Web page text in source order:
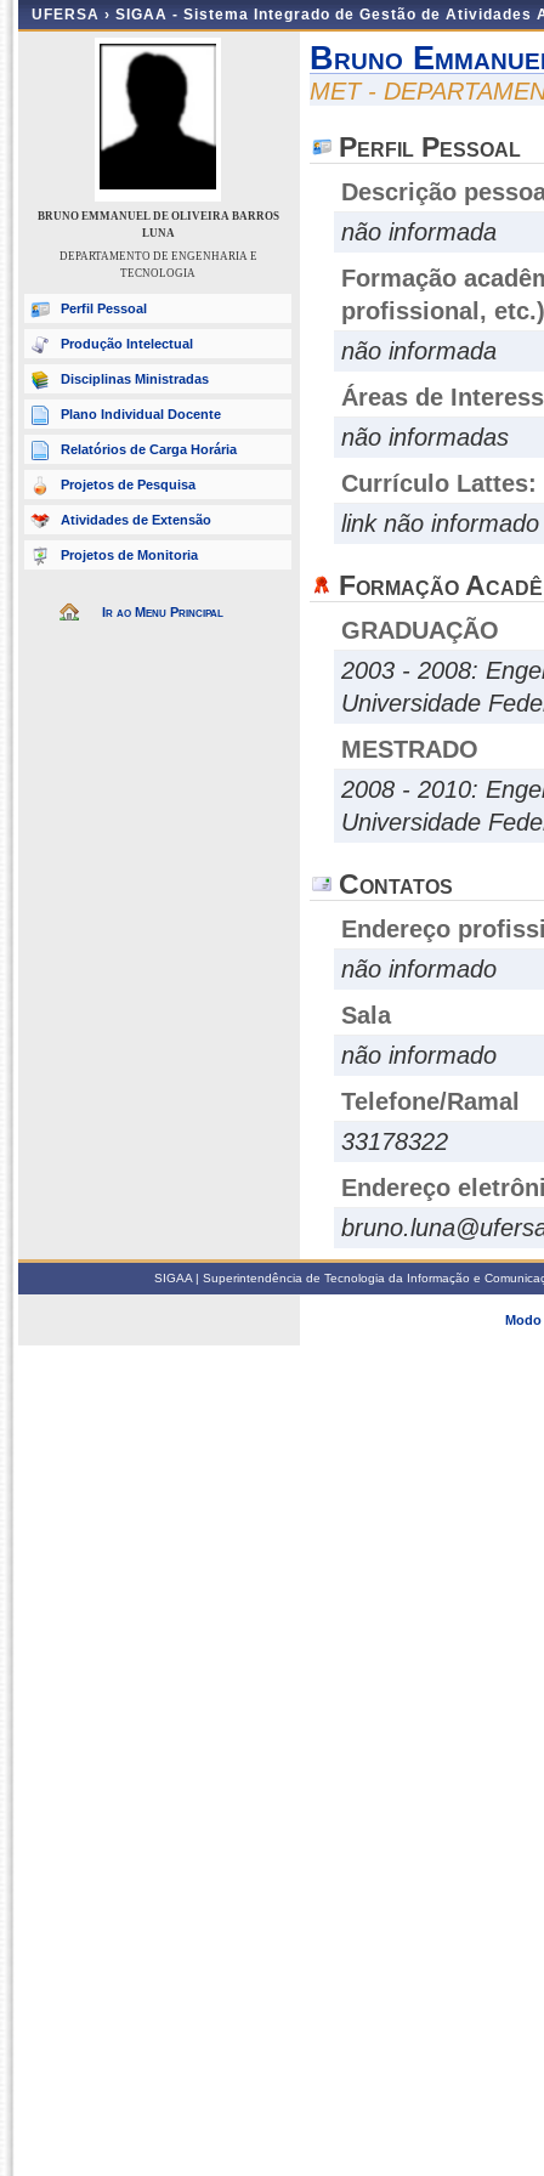
UFERSA › SIGAA - Sistema Integrado de Gestão de Atividades
BRUNO EMMANUEL DE OLIVEIRA BARROS
LUNA
DEPARTAMENTO DE ENGENHARIA E
TECNOLOGIA
Perfil Pessoal
Produção Intelectual
Disciplinas Ministradas
Plano Individual Docente
Relatórios de Carga Horária
Projetos de Pesquisa
Atividades de Extensão
Projetos de Monitoria
Ir ao Menu Principal
Bruno
MET -
Perfil Pessoal
Descrição
não informada
Formação
profissional, etc.)
não informada
Áreas de
não informadas
Currículo Lattes:
link não informado
Formação
GRADUAÇÃO
2003 - 2008:
Universidade
MESTRADO
2008 - 2010:
Universidade
Contatos
Endereço
não informado
Sala
não informado
Telefone/Ramal
33178322
Endereço
SIGAA | Superintendência de Tecnologia da Informação e
Modo